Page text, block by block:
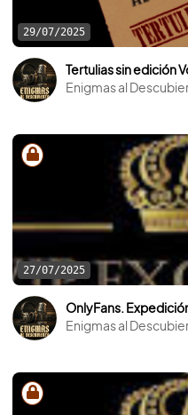
29/07/2025
Enigmas al
27/07/2025
Enigmas al